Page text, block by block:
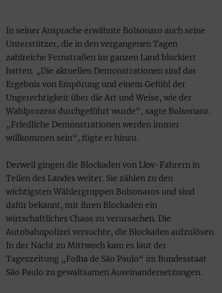
In seiner Ansprache erwähnte Bolsonaro auch seine
Unterstützer, die in den vergangenen Tagen
zahlreiche Fernstraßen im ganzen Land blockiert
hatten. „Die aktuellen Demonstrationen sind das
Ergebnis von Empörung und einem Gefühl der
Ungerechtigkeit über die Art und Weise, wie der
Wahlprozess durchgeführt wurde“, sagte Bolsonaro.
„Friedliche Demonstrationen werden immer
willkommen sein“, fügte er hinzu.
Derweil gingen die Blockaden von Lkw-Fahrern in
Teilen des Landes weiter. Sie zählen zu den
wichtigsten Wählergruppen Bolsonaros und sind
dafür bekannt, mit ihren Blockaden ein
wirtschaftliches Chaos zu verursachen. Die
Autobahnpolizei versuchte, die Blockaden aufzulösen.
In der Nacht zu Mittwoch kam es laut der
Tageszeitung „Folha de São Paulo“ im Bundesstaat
São Paulo zu gewaltsamen Auseinandersetzungen.